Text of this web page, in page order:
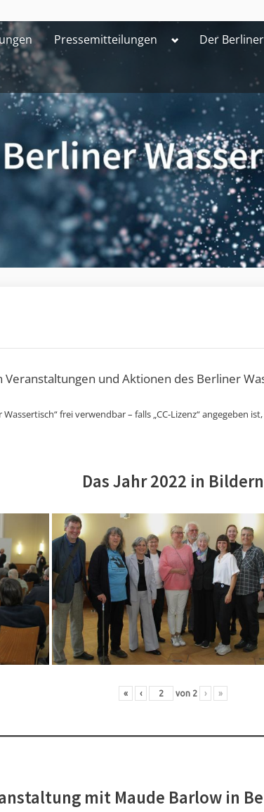
Pressemitteilungen ToggleDer
Veranstaltungen und Aktionen des Berliner
frei verwendbar – falls „CC-Lizenz“ angegeben
Das Jahr 2022 in Bildern
« ‹ von 2 › »
mit Maude Barlow in